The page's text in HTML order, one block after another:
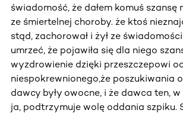
świadomość, że dałem komuś
ze śmiertelnej choroby. że ktoś
stąd, zachorował i żył ze
umrzeć, że pojawiła się dla niego
wyzdrowienie dzięki przeszczepowi
niespokrewnionego,że poszukiwania
dawcy były owocne, i że dawca ten,
ja, podtrzymuje wolę oddania szpiku.